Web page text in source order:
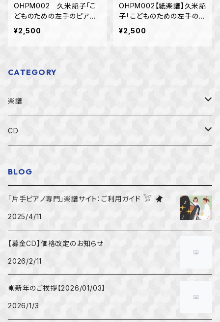
OHPM002 久米詔子「こ
どものための左手のピアノ
曲集１」
¥2,500
OHPM002【紙楽譜】久米詔
子「こどものための左手のピ
アノ練習曲集１」
¥2,500
CATEGORY
楽譜
すべての楽譜
上級者用
「寄りそいの音」プロジェクト
CD
左手のピアノ国際コンクールCD
BLOG
「片手ピアノ専門」楽譜サイト：ご利用ガイド 𓅯
2025/4/11
【募金CD】価格改定のお知らせ
2026/2/11
☀新年のご挨拶【2026/01/03】
2026/1/3